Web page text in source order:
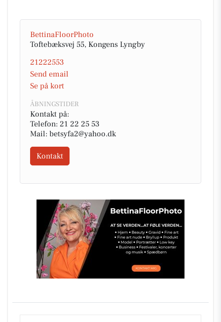
BettinaFloorPhoto
Toftebæksvej 55, Kongens Lyngby
21222553
Send email
Se på kort
ÅBNINGSTIDER
Kontakt på:
Telefon: 21 22 25 53
Mail: betsyfa2@yahoo.dk
Kontakt